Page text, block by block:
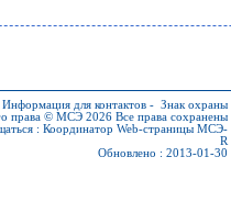
Информация для контактов - Знак охраны
права © МСЭ 2026 Все права сохранены
: Координатор Web-страницы МСЭ-
R
Обновлено : 2013-01-30